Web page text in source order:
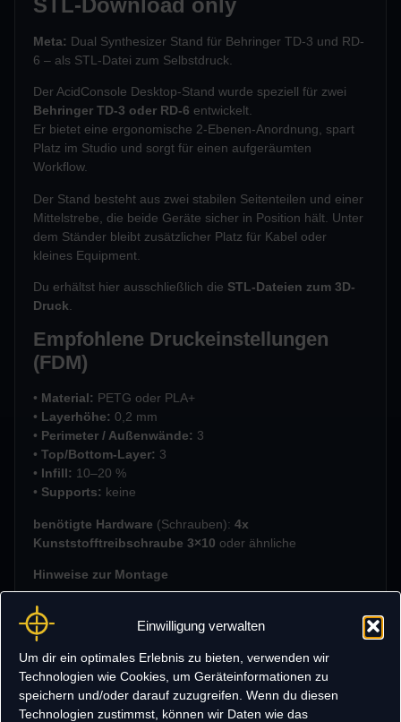
Einwilligung verwalten
Um dir ein optimales Erlebnis zu bieten, verwenden wir
Technologien wie Cookies, um Geräteinformationen zu
speichern und/oder darauf zuzugreifen. Wenn du diesen
Technologien zustimmst, können wir Daten wie das
STL-Download only
Meta: Dual Synthesizer Stand für Behringer TD-3 und RD-
6 – als STL-Datei zum Selbstdruck.
Der AcidConsole Desktop-Stand wurde speziell für zwei
Behringer TD-3 oder RD-6 entwickelt.
Er bietet eine ergonomische 2-Ebenen-Anordnung, spart
Platz im Studio und sorgt für einen aufgeräumten
Workflow.
Der Stand besteht aus zwei stabilen Seitenteilen und einer
Mittelstrebe, die beide Geräte sicher in Position hält. Unter
dem Ständer bleibt zusätzlicher Platz für Kabel oder
kleines Equipment.
Du erhältst hier ausschließlich die STL-Dateien zum 3D-
Druck
Empfohlene Druckeinstellungen
(FDM)
• Material: PETG oder PLA+
• Layerhöhe: 0,2 mm
• Perimeter / Außenwände: 3
• Top/Bottom-Layer: 3
• Infill: 10–20 %
• Supports: keine
benötigte Hardware (Schrauben): 4x
Kunststofftreibschraube 3×10 oder ähnliche
Hinweise zur Montage
•Keine Demontage der Geräte notwendig
• TD-3 und RD-6 werden einfach in den Ständer eingesetzt
• Werkzeuglose Montage der Teile – zusammenstecken &
sofort verwenden
• Für den täglichen Studiogebrauch ausgelegt, sehr stabil
Download-Inhalt